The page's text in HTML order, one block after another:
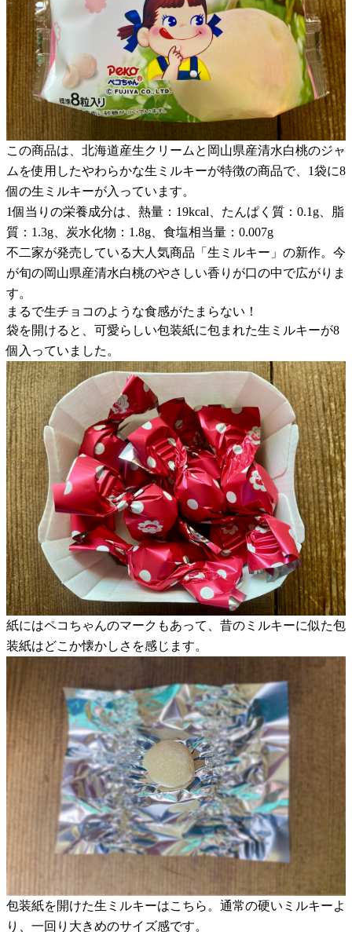
この商品は、北海道産生クリームと岡山県産清水白桃のジャ
ムを使用したやわらかな生ミルキーが特徴の商品で、1袋に8
個の生ミルキーが入っています。
1個当りの栄養成分は、熱量：19kcal、たんぱく質：0.1g、脂
質：1.3g、炭水化物：1.8g、食塩相当量：0.007g
不二家が発売している大人気商品「生ミルキー」の新作。今
が旬の岡山県産清水白桃のやさしい香りが口の中で広がりま
す。
まるで生チョコのような食感がたまらない！
袋を開けると、可愛らしい包装紙に包まれた生ミルキーが8
個入っていました。
紙にはペコちゃんのマークもあって、昔のミルキーに似た包
装紙はどこか懐かしさを感じます。
包装紙を開けた生ミルキーはこちら。通常の硬いミルキーよ
り、一回り大きめのサイズ感です。